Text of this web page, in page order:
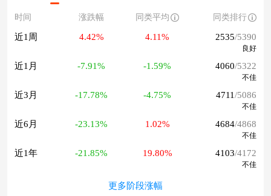
时间 涨跌幅 同类平均 同类排行
近1周 4.42% 4.11% 2535/5390
良好
近1月 -7.91% -1.59% 4060/5322
不佳
近3月 -17.78% -4.75% 4711/5086
不佳
近6月 -23.13% 1.02% 4684/4868
不佳
近1年 -21.85% 19.80% 4103/4172
不佳
更多阶段涨幅